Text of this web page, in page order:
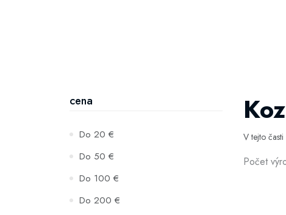
cena
Do 20 €
Do 50 €
Do 100 €
Do 200 €
V tejto
Počet